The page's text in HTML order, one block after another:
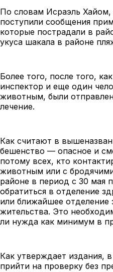
По словам Исраэль
поступили сообщения
которые пострадали в
укуса шакала в районе
Более того, после того,
инспектор и еще один
животным, были
лечение.
Как считают в
бешенство — опасное и
потому всех, кто
животным или с
районе в период с 30 мая
обратиться в отделение
или ближайшее отделение
жительства. Это
ли нужда как минимум в
Как утверждает издания,
прийти на проверку без